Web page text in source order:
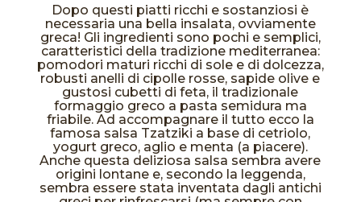
Dopo questi piatti ricchi e sostanziosi è
necessaria una bella insalata, ovviamente
greca! Gli ingredienti sono pochi e semplici,
caratteristici della tradizione mediterranea:
pomodori maturi ricchi di sole e di dolcezza,
robusti anelli di cipolle rosse, sapide olive e
gustosi cubetti di feta, il tradizionale
formaggio greco a pasta semidura ma
friabile. Ad accompagnare il tutto ecco la
famosa salsa Tzatziki a base di cetriolo,
yogurt greco, aglio e menta (a piacere).
Anche questa deliziosa salsa sembra avere
origini lontane e, secondo la leggenda,
sembra essere stata inventata dagli antichi